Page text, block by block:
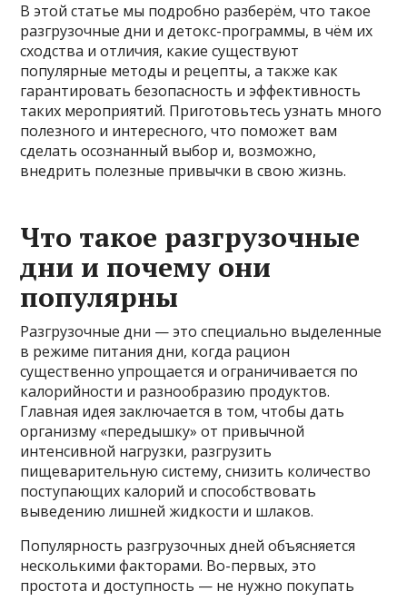
В этой статье мы подробно разберём, что такое
разгрузочные дни и детокс-программы, в чём их
сходства и отличия, какие существуют
популярные методы и рецепты, а также как
гарантировать безопасность и эффективность
таких мероприятий. Приготовьтесь узнать много
полезного и интересного, что поможет вам
сделать осознанный выбор и, возможно,
внедрить полезные привычки в свою жизнь.
Что такое разгрузочные
дни и почему они
популярны
Разгрузочные дни — это специально выделенные
в режиме питания дни, когда рацион
существенно упрощается и ограничивается по
калорийности и разнообразию продуктов.
Главная идея заключается в том, чтобы дать
организму «передышку» от привычной
интенсивной нагрузки, разгрузить
пищеварительную систему, снизить количество
поступающих калорий и способствовать
выведению лишней жидкости и шлаков.
Популярность разгрузочных дней объясняется
несколькими факторами. Во-первых, это
простота и доступность — не нужно покупать